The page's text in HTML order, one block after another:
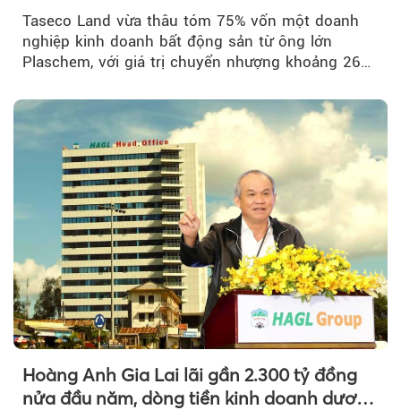
Taseco Land vừa thâu tóm 75% vốn một doanh
nghiệp kinh doanh bất động sản từ ông lớn
Plaschem, với giá trị chuyển nhượng khoảng 262
Hoàng Anh Gia Lai lãi gần 2.300 tỷ đồng
nửa đầu năm, dòng tiền kinh doanh dương